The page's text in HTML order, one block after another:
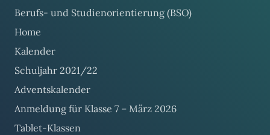
Berufs- und Studienorientierung (BSO)
Home
Kalender
Schuljahr 2021/22
Adventskalender
Anmeldung für Klasse 7 – März 2026
Tablet-Klassen